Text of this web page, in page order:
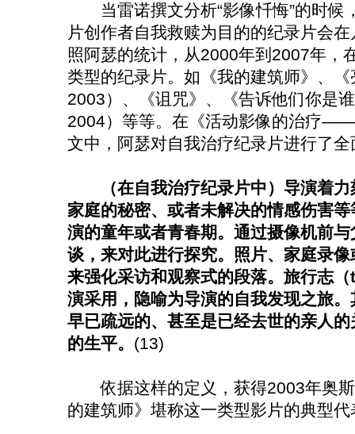
当雷诺撰文分析“影像忏悔”的时候
片创作者自我救赎为目的的纪录片会
照阿瑟的统计，从2000年到2007年，
类型的纪录片。如《我的建筑师》、
2003）、《诅咒》、《告诉他们你是
2004）等等。在《活动影像的治疗
文中，阿瑟对自我治疗纪录片进行了
（在自我治疗纪录片中）导演着
家庭的秘密、或者未解决的情感伤害
演的童年或者青春期。通过摄像机前
谈，来对此进行探究。照片、家庭录
来强化采访和观察式的段落。旅行志
演采用，隐喻为导演的自我发现之旅
早已疏远的、甚至是已经去世的亲人
的生平。 (13)
依据这样的定义，获得2003年奥斯
的建筑师》堪称这一类型影片的典型代